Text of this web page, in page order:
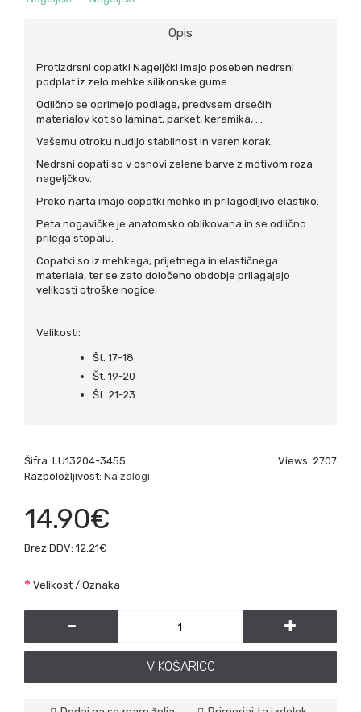
Opis
Protizdrsni copatki Nageljčki imajo poseben nedrsni
podplat iz zelo mehke silikonske gume.
Odlično se oprimejo podlage, predvsem drsečih
materialov kot so laminat, parket, keramika, ...
Vašemu otroku nudijo stabilnost in varen korak.
Nedrsni copati so v osnovi zelene barve z motivom roza
nageljčkov.
Preko narta imajo copatki mehko in prilagodljivo elastiko.
Peta nogavičke je anatomsko oblikovana in se odlično
prilega stopalu.
Copatki so iz mehkega, prijetnega in elastičnega
materiala, ter se zato določeno obdobje prilagajajo
velikosti otroške nogice.
Velikosti:
Št. 17-18
Št. 19-20
Št. 21-23
Views: 2707
Šifra: LU13204-3455
Razpoložljivost: Na zalogi
14.90€
Brez DDV: 12.21€
Velikost / Oznaka
- +
V KOŠARICO